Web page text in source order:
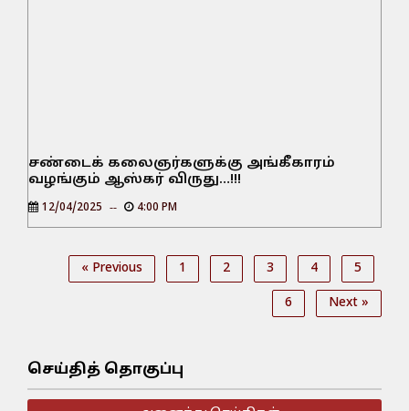
சண்டைக் கலைஞர்களுக்கு அங்கீகாரம்
வழங்கும் ஆஸ்கர் விருது…!!!
12/04/2025 4:00 PM
« Previous 1 2 3 4 5
6 Next »
செய்தித் தொகுப்பு